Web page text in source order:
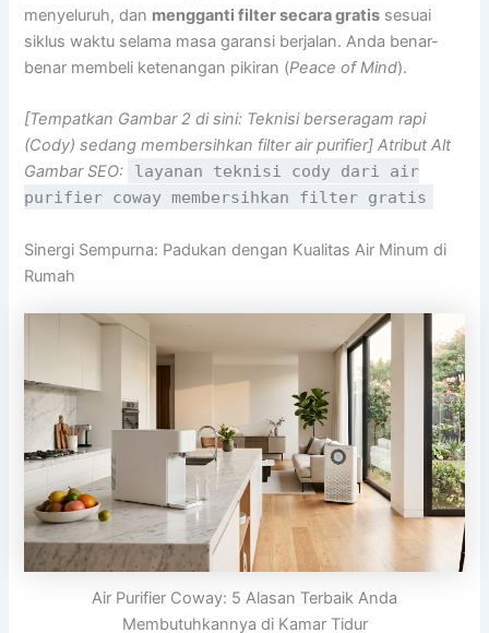
menyeluruh, dan mengganti filter secara gratis sesuai
siklus waktu selama masa garansi berjalan. Anda benar-
benar membeli ketenangan pikiran (Peace of Mind).
[Tempatkan Gambar 2 di sini: Teknisi berseragam rapi
(Cody) sedang membersihkan filter air purifier] Atribut Alt
Gambar SEO:
layanan teknisi cody dari air
purifier coway membersihkan filter gratis
Sinergi Sempurna: Padukan dengan Kualitas Air Minum di
Rumah
Air Purifier Coway: 5 Alasan Terbaik Anda
Membutuhkannya di Kamar Tidur